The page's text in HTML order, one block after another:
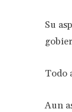
Su
Todo
Aun